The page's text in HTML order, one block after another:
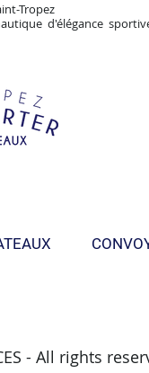
Tropez
d'élégance
- All rights